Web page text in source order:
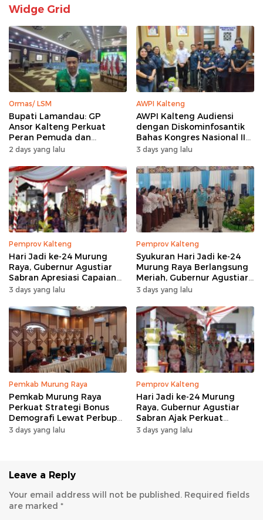
Widge Grid
Ormas/ LSM
Bupati Lamandau: GP
Ansor Kalteng Perkuat
Peran Pemuda dan
Penanganan Karhutla
2 days yang lalu
AWPI Kalteng
AWPI Kalteng Audiensi
dengan Diskominfosantik
Bahas Kongres Nasional II
AWPI
3 days yang lalu
Pemprov Kalteng
Hari Jadi ke-24 Murung
Raya, Gubernur Agustiar
Sabran Apresiasi Capaian
Pembangunan
3 days yang lalu
Pemprov Kalteng
Syukuran Hari Jadi ke-24
Murung Raya Berlangsung
Meriah, Gubernur Agustiar
Sabran Hibur Masyarakat
3 days yang lalu
Pemkab Murung Raya
Pemkab Murung Raya
Perkuat Strategi Bonus
Demografi Lewat Perbup
Nomor 14 Tahun 2026
3 days yang lalu
Pemprov Kalteng
Hari Jadi ke-24 Murung
Raya, Gubernur Agustiar
Sabran Ajak Perkuat
Sinergi Pembangunan
3 days yang lalu
Leave a Reply
Your email address will not be published. Required fields
are marked *